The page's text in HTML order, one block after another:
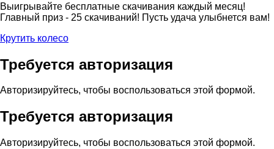
Выигрывайте бесплатные скачивания каждый месяц!
Главный приз - 25 скачиваний! Пусть удача улыбнется вам!
Крутить колесо
Требуется авторизация
Авторизируйтесь, чтобы воспользоваться этой формой.
Требуется авторизация
Авторизируйтесь, чтобы воспользоваться этой формой.